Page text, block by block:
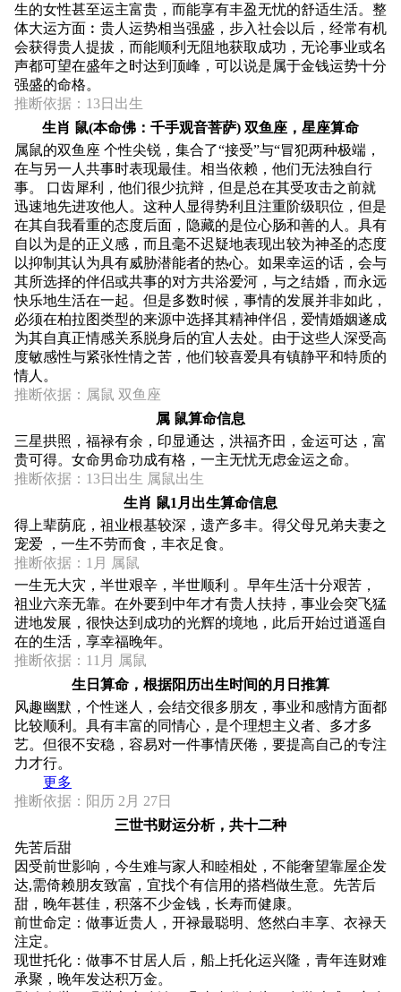
生的女性甚至运主富贵，而能享有丰盈无忧的舒适生活。整
体大运方面︰贵人运势相当强盛，步入社会以后，经常有机
会获得贵人提拔，而能顺利无阻地获取成功，无论事业或名
声都可望在盛年之时达到顶峰，可以说是属于金钱运势十分
强盛的命格。
推断依据：13日出生
生肖 鼠(本命佛：千手观音菩萨) 双鱼座，星座算命
属鼠的双鱼座 个性尖锐，集合了“接受”与“冒犯两种极端，
在与另一人共事时表现最佳。相当依赖，他们无法独自行
事。 口齿犀利，他们很少抗辩，但是总在其受攻击之前就
迅速地先进攻他人。这种人显得势利且注重阶级职位，但是
在其自我看重的态度后面，隐藏的是位心肠和善的人。具有
自以为是的正义感，而且毫不迟疑地表现出较为神圣的态度
以抑制其认为具有威胁潜能者的热心。如果幸运的话，会与
其所选择的伴侣或共事的对方共浴爱河，与之结婚，而永远
快乐地生活在一起。但是多数时候，事情的发展并非如此，
必须在柏拉图类型的来源中选择其精神伴侣，爱情婚姻遂成
为其自真正情感关系脱身后的宜人去处。由于这些人深受高
度敏感性与紧张性情之苦，他们较喜爱具有镇静平和特质的
情人。
推断依据：属鼠 双鱼座
属 鼠算命信息
三星拱照，福禄有余，印显通达，洪福齐田，金运可达，富
贵可得。女命男命功成有格，一主无忧无虑金运之命。
推断依据：13日出生 属鼠出生
生肖 鼠1月出生算命信息
得上辈荫庇，祖业根基较深，遗产多丰。得父母兄弟夫妻之
宠爱 ，一生不劳而食，丰衣足食。
推断依据：1月 属鼠
一生无大灾，半世艰辛，半世顺利 。早年生活十分艰苦，
祖业六亲无靠。在外要到中年才有贵人扶持，事业会突飞猛
进地发展，很快达到成功的光辉的境地，此后开始过逍遥自
在的生活，享幸福晚年。
推断依据：11月 属鼠
生日算命，根据阳历出生时间的月日推算
风趣幽默，个性迷人，会结交很多朋友，事业和感情方面都
比较顺利。具有丰富的同情心，是个理想主义者、多才多
艺。但很不安稳，容易对一件事情厌倦，要提高自己的专注
力才行。
更多
推断依据：阳历 2月 27日
三世书财运分析，共十二种
先苦后甜
因受前世影响，今生难与家人和睦相处，不能奢望靠屋企发
达,需倚赖朋友致富，宜找个有信用的搭档做生意。先苦后
甜，晚年甚佳，积落不少金钱，长寿而健康。
前世命定：做事近贵人，开禄最聪明、悠然白丰享、衣禄天
注定。
现世托化：做事不甘居人后，船上托化运兴隆，青年连财难
承聚，晚年发达积万金。